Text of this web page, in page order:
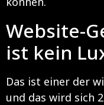
Website-
ist kein
Das ist einer der
und das wird sich